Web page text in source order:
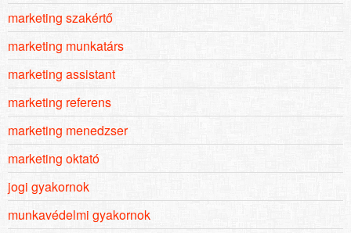
marketing szakértő
marketing munkatárs
marketing assistant
marketing referens
marketing menedzser
marketing oktató
jogi gyakornok
munkavédelmi gyakornok